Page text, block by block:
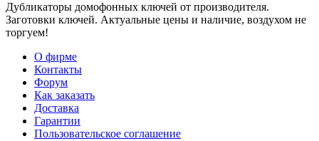
Дубликаторы домофонных ключей от производителя.
Заготовки ключей. Актуальные цены и наличие, воздухом не
торгуем!
О фирме
Контакты
Форум
Как заказать
Доставка
Гарантии
Пользовательское соглашение